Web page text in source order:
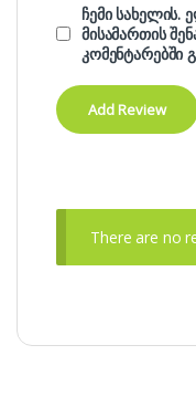
ჩემი სახელის.
მისამართის
კომენტარებში
There are no